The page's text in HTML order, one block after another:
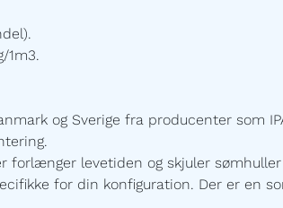
1m3.
og Sverige fra producenter som IPA
forlænger levetiden og skjuler
for din konfiguration. Der er en